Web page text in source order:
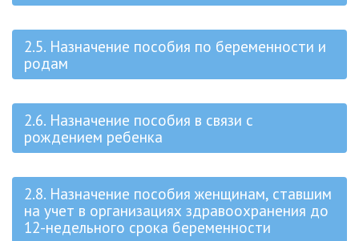
2.5. Назначение пособия по беременности и
родам
2.6. Назначение пособия в связи с
рождением ребенка
2.8. Назначение пособия женщинам, ставшим
на учет в организациях здравоохранения до
12-недельного срока беременности